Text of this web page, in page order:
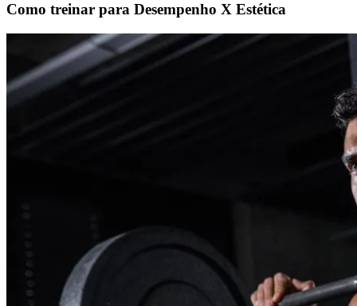
Como treinar para Desempenho X Estética